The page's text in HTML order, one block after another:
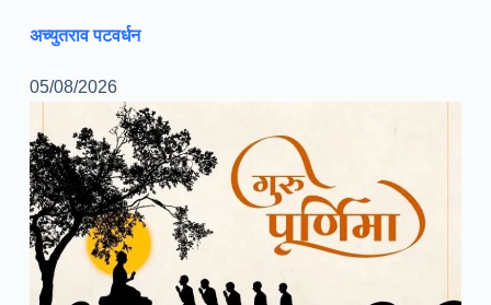
अच्युतराव पटवर्धन
05/08/2026